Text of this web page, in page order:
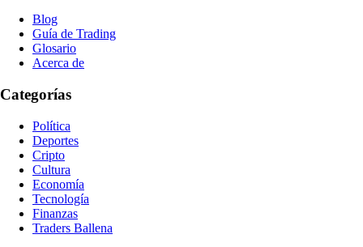
Blog
Guía de Trading
Glosario
Acerca de
Categorías
Política
Deportes
Cripto
Cultura
Economía
Tecnología
Finanzas
Traders Ballena